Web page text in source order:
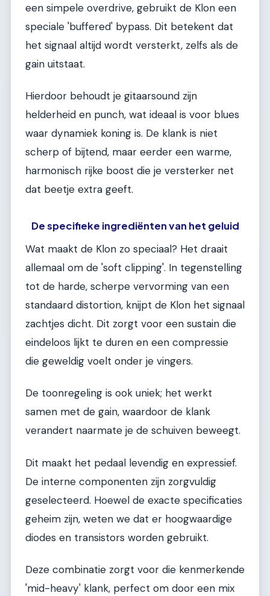
een simpele overdrive, gebruikt de Klon een
speciale 'buffered' bypass. Dit betekent dat
het signaal altijd wordt versterkt, zelfs als de
gain uitstaat.
Hierdoor behoudt je gitaarsound zijn
helderheid en punch, wat ideaal is voor blues
waar dynamiek koning is. De klank is niet
scherp of bijtend, maar eerder een warme,
harmonisch rijke boost die je versterker net
dat beetje extra geeft.
De specifieke ingrediënten van het geluid
Wat maakt de Klon zo speciaal? Het draait
allemaal om de 'soft clipping'. In tegenstelling
tot de harde, scherpe vervorming van een
standaard distortion, knijpt de Klon het signaal
zachtjes dicht. Dit zorgt voor een sustain die
eindeloos lijkt te duren en een compressie
die geweldig voelt onder je vingers.
De toonregeling is ook uniek; het werkt
samen met de gain, waardoor de klank
verandert naarmate je de schuiven beweegt.
Dit maakt het pedaal levendig en expressief.
De interne componenten zijn zorgvuldig
geselecteerd. Hoewel de exacte specificaties
geheim zijn, weten we dat er hoogwaardige
diodes en transistors worden gebruikt.
Deze combinatie zorgt voor die kenmerkende
'mid-heavy' klank, perfect om door een mix